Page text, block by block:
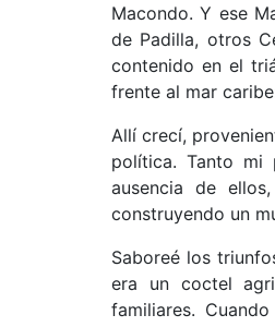
Macondo. Y ese
de Padilla, otros
contenido en el
frente al mar
Allí crecí,
política. Tanto mi
ausencia de
construyendo un
Saboreé los
era un coctel
familiares.